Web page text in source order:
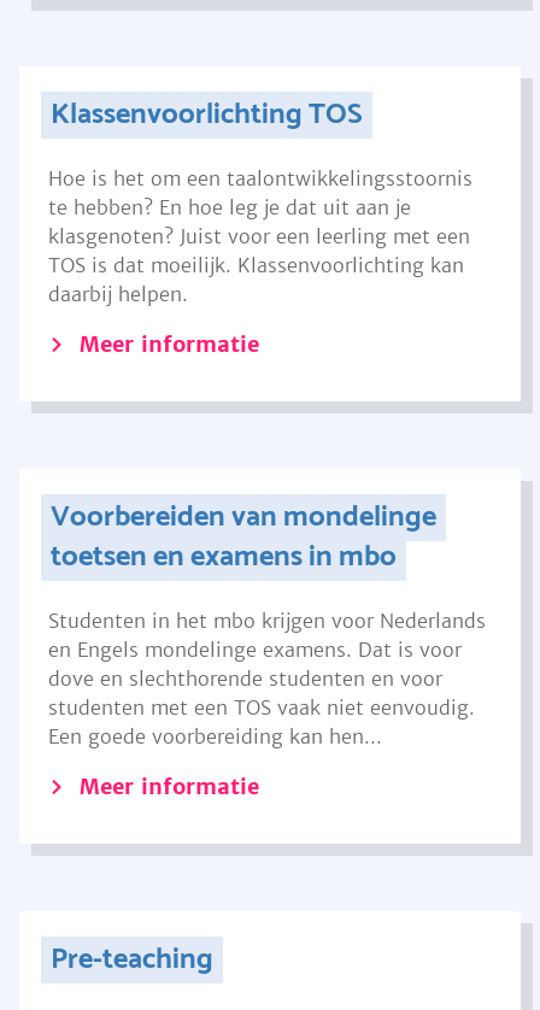
Klassenvoorlichting TOS
Hoe is het om een taalontwikkelingsstoornis
te hebben? En hoe leg je dat uit aan je
klasgenoten? Juist voor een leerling met een
TOS is dat moeilijk. Klassenvoorlichting kan
daarbij helpen.
Meer informatie
Voorbereiden van mondelinge
toetsen en examens in mbo
Studenten in het mbo krijgen voor Nederlands
en Engels mondelinge examens. Dat is voor
dove en slechthorende studenten en voor
studenten met een TOS vaak niet eenvoudig.
Een goede voorbereiding kan hen...
Meer informatie
Pre-teaching